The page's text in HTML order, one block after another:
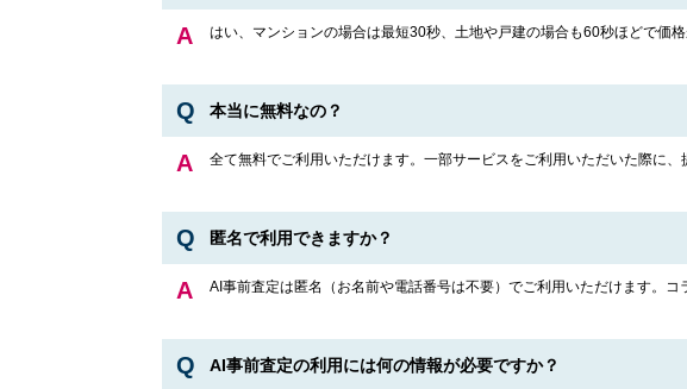
はい、マンションの場合は最短30秒、土地や戸建の場合も60秒ほどで価
本当に無料なの？
全て無料でご利用いただけます。一部サービスをご利用いただいた際に
匿名で利用できますか？
AI事前査定は匿名（お名前や電話番号は不要）でご利用いただけます。
AI事前査定の利用には何の情報が必要ですか？